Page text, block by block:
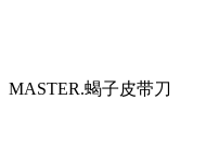
MASTER.蝎子皮带刀